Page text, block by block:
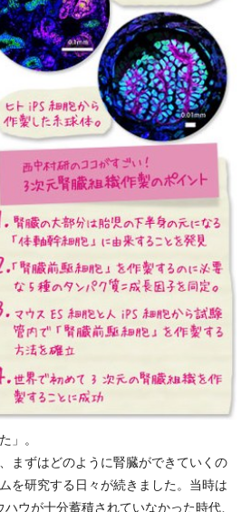
」。
まずはどのように腎臓ができていくの
を研究する日々が続きました。当時は
ウが十分蓄積されていなかった時代、